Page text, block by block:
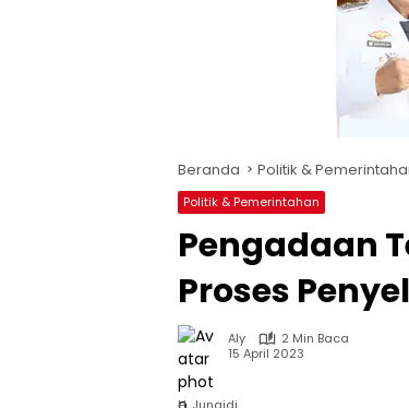
Beranda Politik &
Politik & Pemerintahan
Pengadaan
Proses
Aly
2 Min Baca
15 April 2023